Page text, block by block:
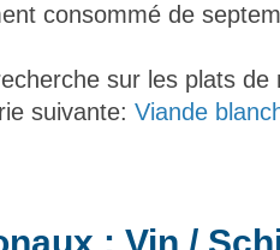
consommé de
sur les plats
suivante: Viande